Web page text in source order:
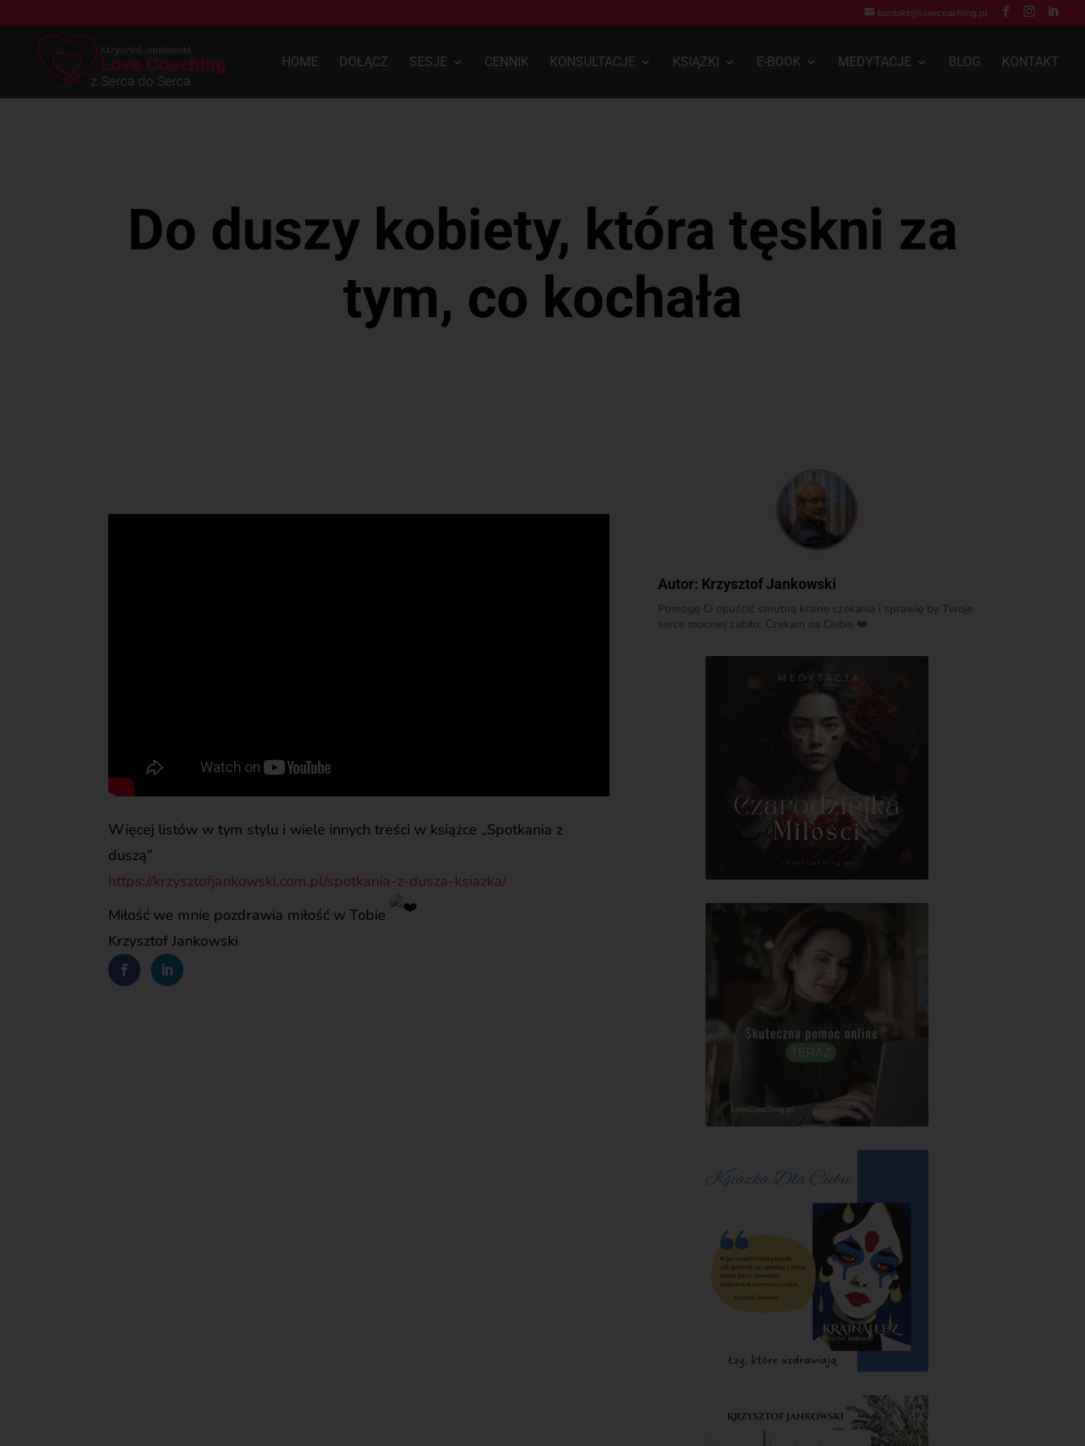
kontakt@lovecoaching.pl
HOME DOŁĄCZ SESJE CENNIK KONSULTACJE KSIĄŻKI E-BOOK MEDYTACJE BLOG KONTAKT
Do duszy kobiety, która tęskni za
tym, co kochała
Więcej listów w tym stylu i wiele innych treści w książce „Spotkania z
duszą”
https://krzysztofjankowski.com.pl/spotkania-z-dusza-ksiazka/
Miłość we mnie pozdrawia miłość w Tobie
Krzysztof Jankowski
Autor: Krzysztof Jankowski
Pomogę Ci opuścić smutną krainę czekania i sprawię by Twoje
serce mocniej zabiło. Czekam na Ciebie ❤️